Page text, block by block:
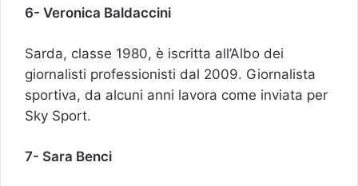
6- Veronica Baldaccini
Sarda, classe 1980, è iscritta all’Albo dei
giornalisti professionisti dal 2009. Giornalista
sportiva, da alcuni anni lavora come inviata per
Sky Sport.
7- Sara Benci